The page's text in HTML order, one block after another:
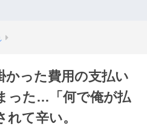
かった費用の支払い
った…「何で俺が払
て辛い。